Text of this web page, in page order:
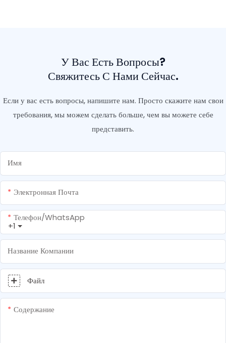
У Вас Есть Вопросы?
Свяжитесь С Нами Сейчас.
Если у вас есть вопросы, напишите нам. Просто скажите нам свои
требования, мы можем сделать больше, чем вы можете себе
представить.
Имя
Электронная Почта
+1
Телефон/WhatsApp
Название Компании
Файл
Содержание